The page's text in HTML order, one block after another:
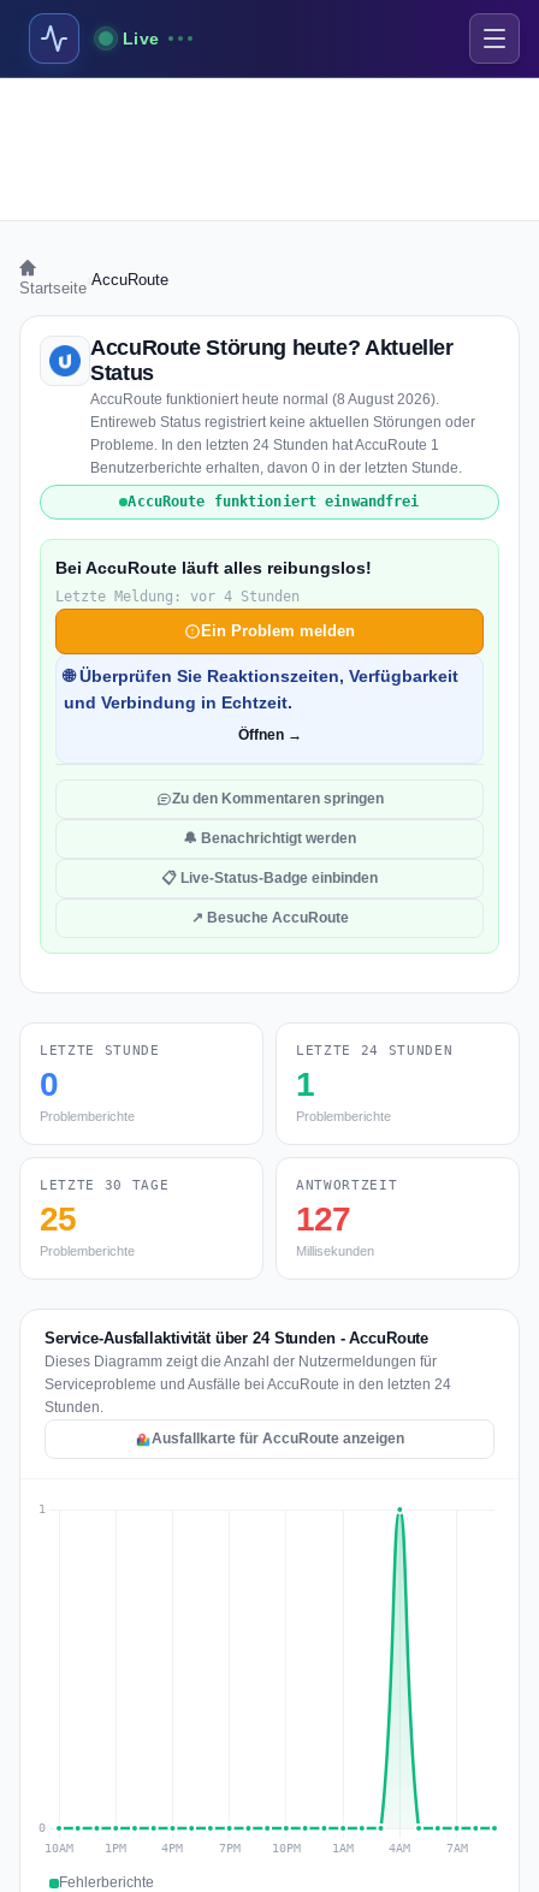
Live
Startseite AccuRoute
AccuRoute Störung heute? Aktueller
Status
AccuRoute funktioniert heute normal (8 August 2026).
Entireweb Status registriert keine aktuellen Störungen oder
Probleme. In den letzten 24 Stunden hat AccuRoute 1
Benutzerberichte erhalten, davon 0 in der letzten Stunde.
AccuRoute funktioniert einwandfrei
Bei AccuRoute läuft alles reibungslos!
Letzte Meldung: vor 4 Stunden
Ein Problem melden
🌐 Überprüfen Sie Reaktionszeiten, Verfügbarkeit
und Verbindung in Echtzeit.
Öffnen →
Zu den Kommentaren springen
🔔 Benachrichtigt werden
📋 Live-Status-Badge einbinden
↗ Besuche AccuRoute
LETZTE STUNDE
0
Problemberichte
LETZTE 24 STUNDEN
1
Problemberichte
LETZTE 30 TAGE
25
Problemberichte
ANTWORTZEIT
127
Millisekunden
Service-Ausfallaktivität über 24 Stunden - AccuRoute
Dieses Diagramm zeigt die Anzahl der Nutzermeldungen für
Serviceprobleme und Ausfälle bei AccuRoute in den letzten 24
Stunden.
Ausfallkarte für AccuRoute anzeigen
Fehlerberichte